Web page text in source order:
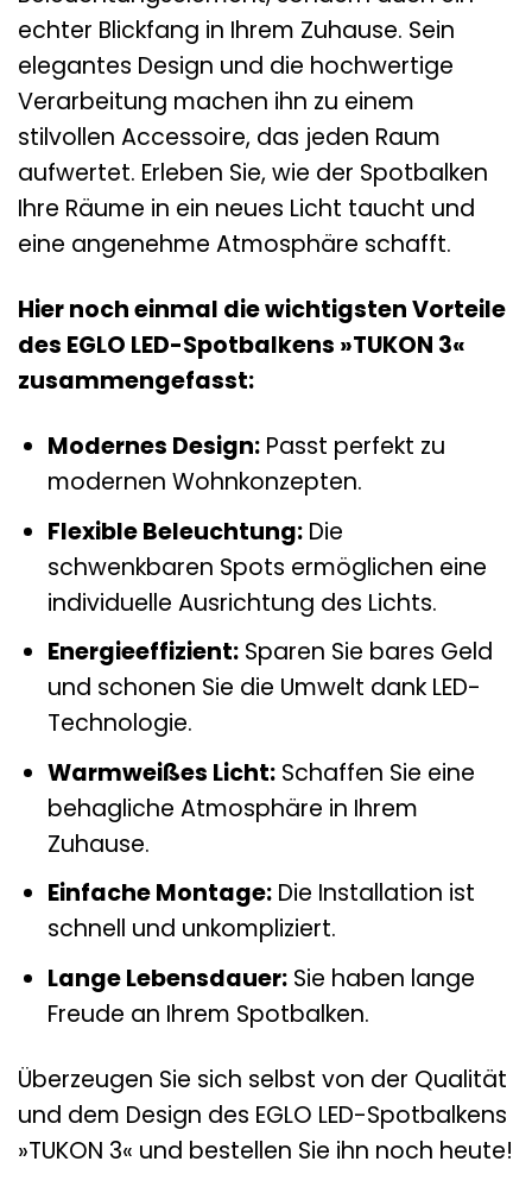
echter Blickfang in Ihrem Zuhause. Sein
elegantes Design und die hochwertige
Verarbeitung machen ihn zu einem
stilvollen Accessoire, das jeden Raum
aufwertet. Erleben Sie, wie der Spotbalken
Ihre Räume in ein neues Licht taucht und
eine angenehme Atmosphäre schafft.
Hier noch einmal die wichtigsten Vorteile
des EGLO LED-Spotbalkens »TUKON 3«
zusammengefasst:
Modernes Design:Passt perfekt zu
modernen Wohnkonzepten.
Flexible Beleuchtung:Die
schwenkbaren Spots ermöglichen eine
individuelle Ausrichtung des Lichts.
Energieeffizient:Sparen Sie bares Geld
und schonen Sie die Umwelt dank LED-
Technologie.
Warmweißes Licht:Schaffen Sie eine
behagliche Atmosphäre in Ihrem
Zuhause.
Einfache Montage:Die Installation ist
schnell und unkompliziert.
Lange Lebensdauer:Sie haben lange
Freude an Ihrem Spotbalken.
Überzeugen Sie sich selbst von der Qualität
und dem Design des EGLO LED-Spotbalkens
»TUKON 3« und bestellen Sie ihn noch heute!